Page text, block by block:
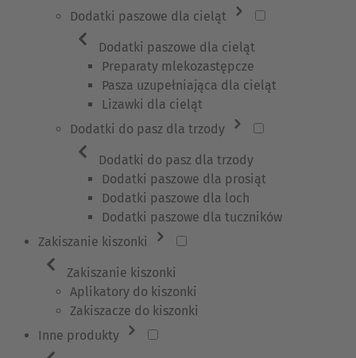
Dodatki paszowe dla cieląt
Dodatki paszowe dla cieląt
Preparaty mlekozastępcze
Pasza uzupełniająca dla cieląt
Lizawki dla cieląt
Dodatki do pasz dla trzody
Dodatki do pasz dla trzody
Dodatki paszowe dla prosiąt
Dodatki paszowe dla loch
Dodatki paszowe dla tuczników
Zakiszanie kiszonki
Zakiszanie kiszonki
Aplikatory do kiszonki
Zakiszacze do kiszonki
Inne produkty